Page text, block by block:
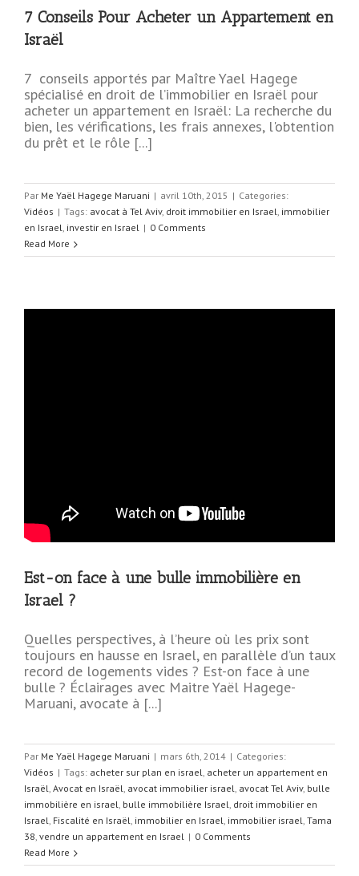
7 Conseils Pour Acheter un Appartement en
Israël
7 conseils apportés par Maître Yael Hagege
spécialisé en droit de l’immobilier en Israël pour
acheter un appartement en Israël: La recherche du
bien, les vérifications, les frais annexes, l'obtention
du prêt et le rôle [...]
Par Me Yaël Hagege Maruani | avril 10th, 2015 | Categories:
Vidéos | Tags: avocat à Tel Aviv, droit immobilier en Israel, immobilier
en Israel, investir en Israel | 0 Comments
Read More
Est-on face à une bulle immobilière en
Israel ?
Quelles perspectives, à l’heure où les prix sont
toujours en hausse en Israel, en parallèle d’un taux
record de logements vides ? Est-on face à une
bulle ? Éclairages avec Maitre Yaël Hagege-
Maruani, avocate à [...]
Par Me Yaël Hagege Maruani | mars 6th, 2014 | Categories:
Vidéos | Tags: acheter sur plan en israel, acheter un appartement en
Israël, Avocat en Israël, avocat immobilier israel, avocat Tel Aviv, bulle
immobilière en israel, bulle immobilière Israel, droit immobilier en
Israel, Fiscalité en Israël, immobilier en Israel, immobilier israel, Tama
38, vendre un appartement en Israel | 0 Comments
Read More